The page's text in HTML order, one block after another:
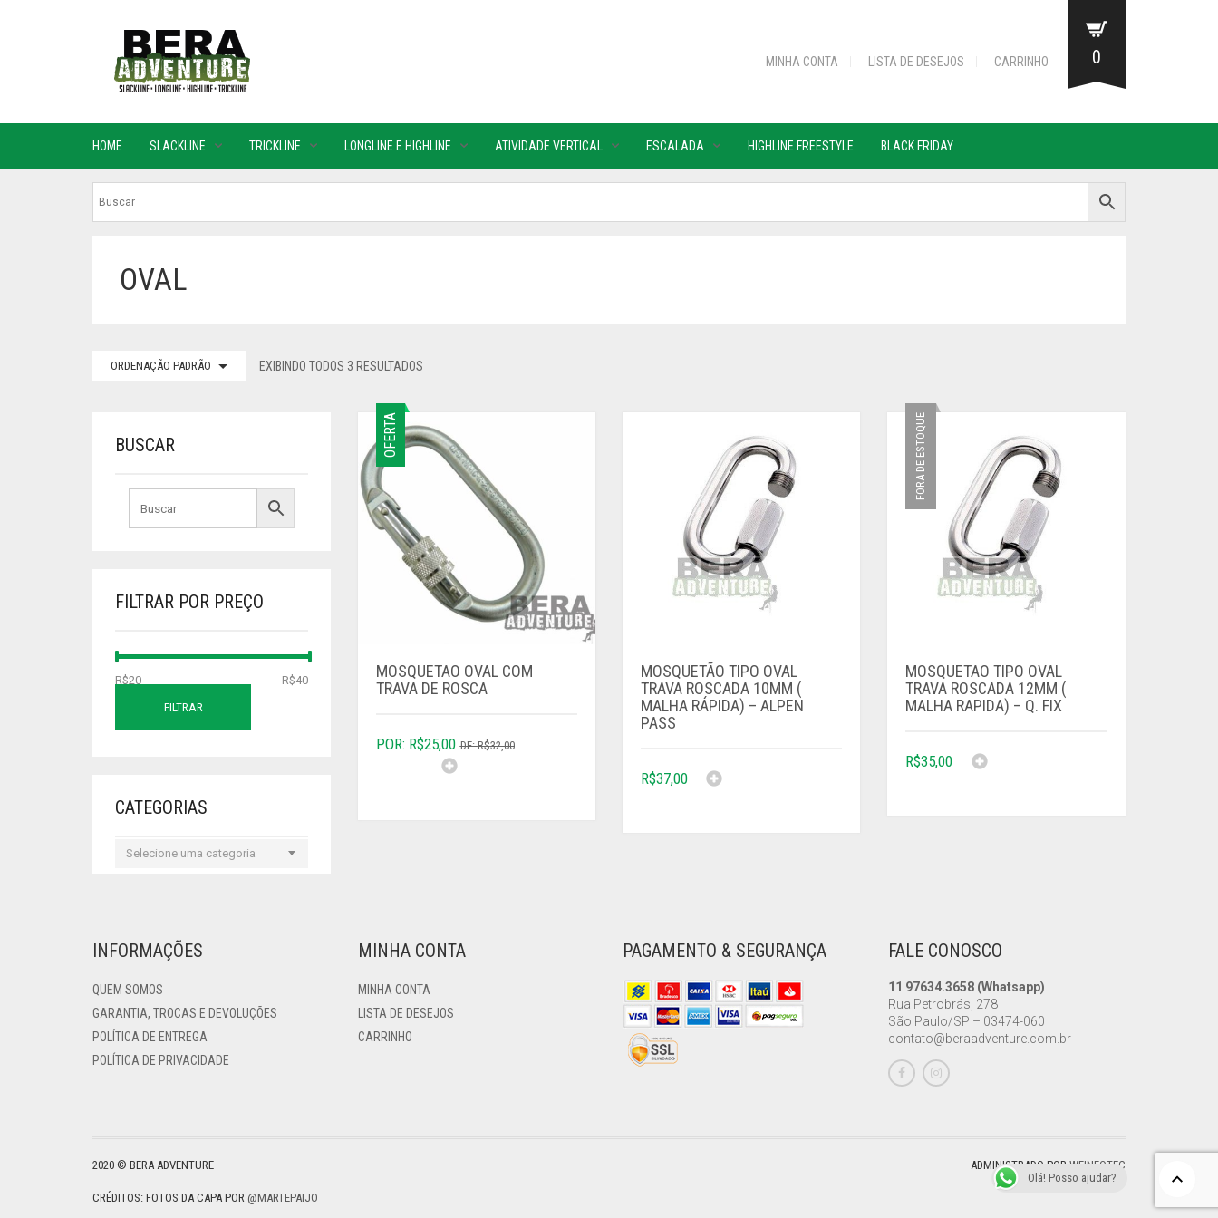
MINHA CONTA LISTA DE DESEJOS CARRINHO 0
HOME SLACKLINE TRICKLINE LONGLINE E HIGHLINE ATIVIDADE VERTICAL ESCALADA HIGHLINE FREESTYLE BLACK FRIDAY
OVAL
ORDENAÇÃO PADRÃO EXIBINDO TODOS 3 RESULTADOS
OFERTA
MOSQUETAO OVAL COM
TRAVA DE ROSCA
R$32,00
R$25,00
MOSQUETÃO TIPO OVAL
TRAVA ROSCADA 10MM (
MALHA RÁPIDA) – ALPEN
PASS
R$37,00
FORA DE ESTOQUE
MOSQUETAO TIPO OVAL
TRAVA ROSCADA 12MM (
MALHA RAPIDA) – Q. FIX
R$35,00
BUSCAR
FILTRAR POR PREÇO
PREÇO
PREÇO
FILTRAR
R$20 R$40
CATEGORIAS
Selecione uma categoria
INFORMAÇÕES
QUEM SOMOS
GARANTIA, TROCAS E DEVOLUÇÕES
POLÍTICA DE ENTREGA
POLÍTICA DE PRIVACIDADE
MINHA CONTA
MINHA CONTA
LISTA DE DESEJOS
CARRINHO
PAGAMENTO & SEGURANÇA FALE CONOSCO
11 97634.3658 (Whatsapp)
Rua Petrobrás, 278
São Paulo/SP – 03474-060
contato@beraadventure.com.br
2020 © BERA ADVENTURE
CRÉDITOS: FOTOS DA CAPA POR @MARTEPAIJO
ADMINISTRADO POR WFINFOTEC
Olá! Posso ajudar?